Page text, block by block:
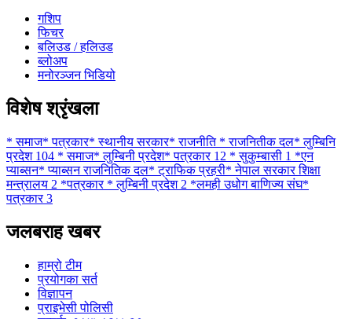
गशिप
फिचर
बलिउड / हलिउड
ब्लोअप
मनोरञ्जन भिडियो
विशेष श्रृंखला
* समाज* पत्रकार* स्थानीय सरकार* राजनीति * राजनितीक दल* लुम्बिनि
प्रदेश 104 * समाज* लुम्बिनी प्रदेश* पत्रकार 12 * सुकुम्बासी 1 *एन
प्याब्सन* प्याब्सन राजनितिक दल* ट्राफिक प्रहरी* नेपाल सरकार शिक्षा
मन्त्रालय 2 *पत्रकार * लुम्बिनी प्रदेश 2 *लमही उधोग बाणिज्य संघ*
पत्रकार 3
जलबराह खबर
हाम्रो टीम
प्रयोगका सर्त
विज्ञापन
प्राइभेसी पोलिसी